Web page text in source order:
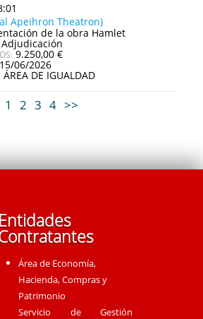
Apeihron Theatron)
de la obra Hamlet
9.250,00 €
15/06/2026
ÁREA DE IGUALDAD
1 2 3 4 >>
Área de Economía,
Hacienda, Compras y
Patrimonio
Servicio de Gestión